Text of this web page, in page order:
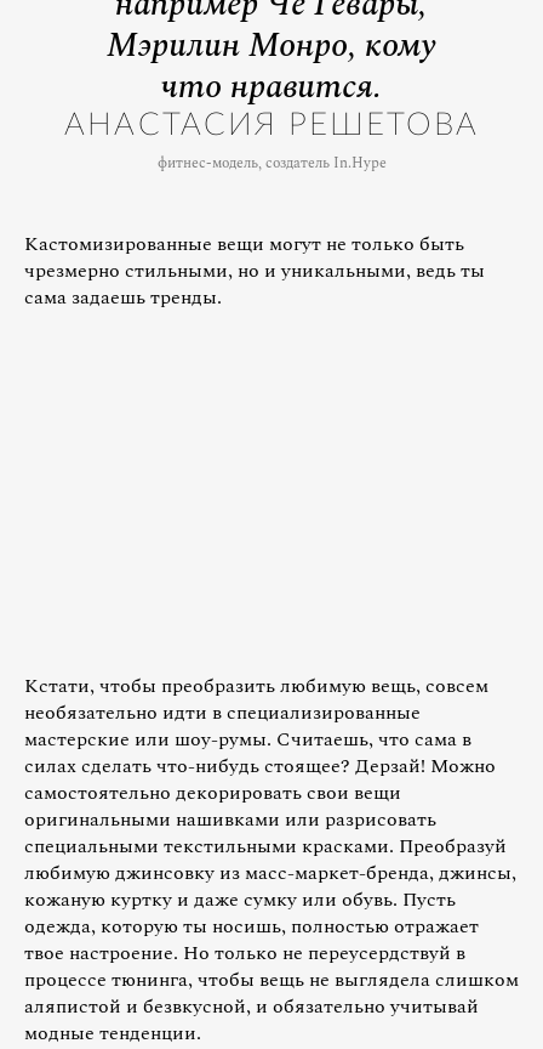
Мэрилин Монро, кому
что нравится.
АНАСТАСИЯ РЕШЕТОВА
фитнес-модель, создатель In.Hype
Кастомизированные вещи могут не только быть
чрезмерно стильными, но и уникальными, ведь ты
сама задаешь тренды.
Кстати, чтобы преобразить любимую вещь, совсем
необязательно идти в специализированные
мастерские или шоу-румы. Считаешь, что сама в
силах сделать что-нибудь стоящее? Дерзай! Можно
самостоятельно декорировать свои вещи
оригинальными нашивками или разрисовать
специальными текстильными красками. Преобразуй
любимую джинсовку из масс-маркет-бренда, джинсы,
кожаную куртку и даже сумку или обувь. Пусть
одежда, которую ты носишь, полностью отражает
твое настроение. Но только не переусердствуй в
процессе тюнинга, чтобы вещь не выглядела слишком
аляпистой и безвкусной, и обязательно учитывай
модные тенденции.